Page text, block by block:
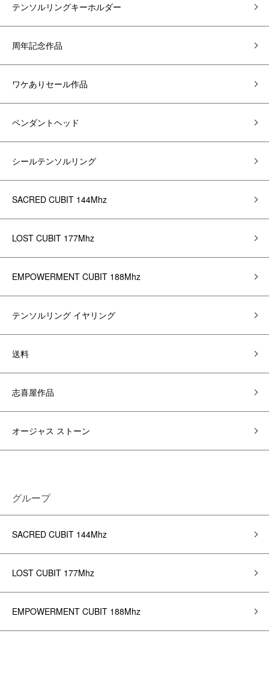
テンソルリングキーホルダー
周年記念作品
ワケありセール作品
ペンダントヘッド
シールテンソルリング
SACRED CUBIT 144Mhz
LOST CUBIT 177Mhz
EMPOWERMENT CUBIT 188Mhz
テンソルリング イヤリング
送料
志喜屋作品
オージャス ストーン
グループ
SACRED CUBIT 144Mhz
LOST CUBIT 177Mhz
EMPOWERMENT CUBIT 188Mhz